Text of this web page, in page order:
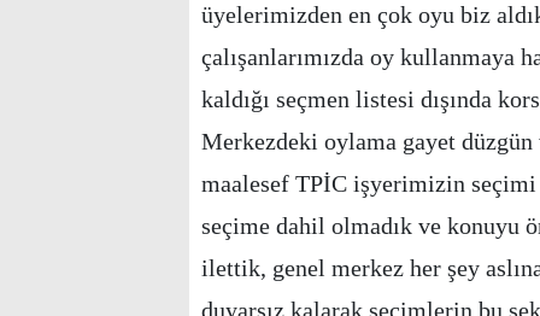
üyelerimizden en çok oyu biz
çalışanlarımızda oy kullanmaya
kaldığı seçmen listesi dışında
Merkezdeki oylama gayet
maalesef TPİC işyerimizin
seçime dahil olmadık ve konuyu
ilettik, genel merkez her şey
duyarsız kalarak seçimlerin bu